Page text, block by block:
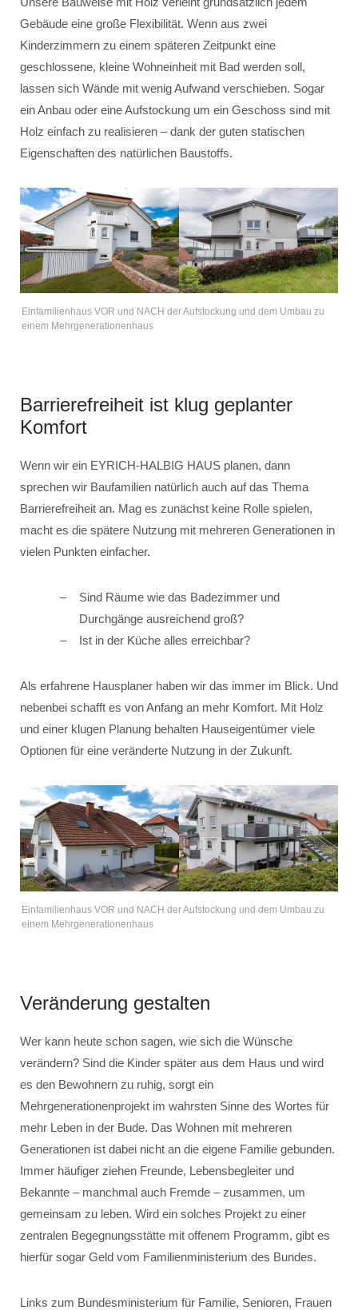
Gebäude eine große Flexibilität. Wenn aus zwei
Kinderzimmern zu einem späteren Zeitpunkt eine
geschlossene, kleine Wohneinheit mit Bad werden soll,
lassen sich Wände mit wenig Aufwand verschieben. Sogar
ein Anbau oder eine Aufstockung um ein Geschoss sind mit
Holz einfach zu realisieren – dank der guten statischen
Eigenschaften des natürlichen Baustoffs.
Einfamilienhaus VOR und NACH der Aufstockung und dem Umbau zu
einem Mehrgenerationenhaus
Barrierefreiheit ist klug geplanter
Komfort
Wenn wir ein EYRICH-HALBIG HAUS planen, dann
sprechen wir Baufamilien natürlich auch auf das Thema
Barrierefreiheit an. Mag es zunächst keine Rolle spielen,
macht es die spätere Nutzung mit mehreren Generationen in
vielen Punkten einfacher.
Sind Räume wie das Badezimmer und
Durchgänge ausreichend groß?
Ist in der Küche alles erreichbar?
Als erfahrene Hausplaner haben wir das immer im Blick. Und
nebenbei schafft es von Anfang an mehr Komfort. Mit Holz
und einer klugen Planung behalten Hauseigentümer viele
Optionen für eine veränderte Nutzung in der Zukunft.
Einfamilienhaus VOR und NACH der Aufstockung und dem Umbau zu
einem Mehrgenerationenhaus
Veränderung gestalten
Wer kann heute schon sagen, wie sich die Wünsche
verändern? Sind die Kinder später aus dem Haus und wird
es den Bewohnern zu ruhig, sorgt ein
Mehrgenerationenprojekt im wahrsten Sinne des Wortes für
mehr Leben in der Bude. Das Wohnen mit mehreren
Generationen ist dabei nicht an die eigene Familie gebunden.
Immer häufiger ziehen Freunde, Lebensbegleiter und
Bekannte – manchmal auch Fremde – zusammen, um
gemeinsam zu leben. Wird ein solches Projekt zu einer
zentralen Begegnungsstätte mit offenem Programm, gibt es
hierfür sogar Geld vom Familienministerium des Bundes.
Links zum Bundesministerium für Familie, Senioren, Frauen